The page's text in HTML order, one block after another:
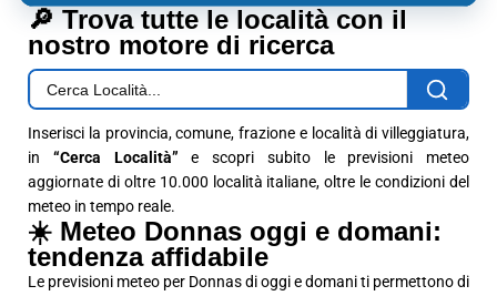
🔎 Trova tutte le località con il
nostro motore di ricerca
Inserisci la provincia, comune, frazione e località di villeggiatura,
in “Cerca Località” e scopri subito le previsioni meteo
aggiornate di oltre 10.000 località italiane, oltre le condizioni del
meteo in tempo reale.
☀️ Meteo Donnas oggi e domani:
tendenza affidabile
Le previsioni meteo per Donnas di oggi e domani ti permettono di